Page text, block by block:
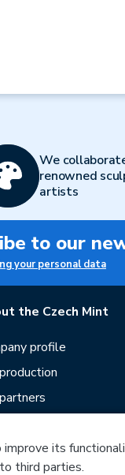
We
renowned
artists
to our
your personal data
the Czech Mint
profile
its
third parties.